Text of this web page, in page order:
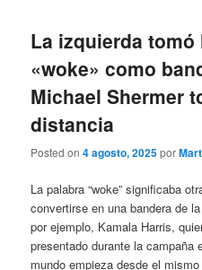
La izquierda tomó
«woke» como
Michael Shermer
distancia
Posted on4 agosto, 2025por
La palabra “woke” significaba
convertirse en una bandera de
por ejemplo, Kamala Harris,
presentado durante la campaña
mundo empieza desde el